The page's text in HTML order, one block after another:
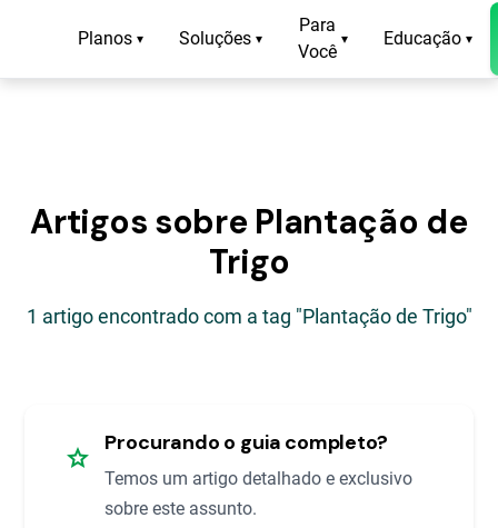
Planos ▾ Soluções ▾
Para
Você
▾ Educação ▾
Artigos sobre Plantação de
Trigo
1 artigo encontrado com a tag "Plantação de Trigo"
star Procurando o guia completo?
Temos um artigo detalhado e exclusivo
sobre este assunto.